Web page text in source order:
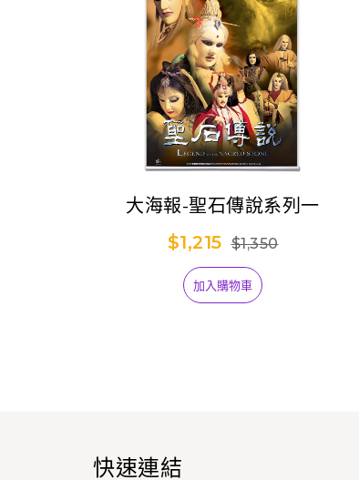
大海報-聖石傳說系列一
$1,215 $1,350
加入購物車
快速連結